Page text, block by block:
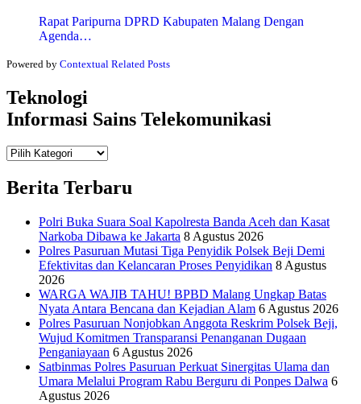
Rapat Paripurna DPRD Kabupaten Malang Dengan
Agenda…
Powered by Contextual Related Posts
Teknologi
Informasi Sains Telekomunikasi
Teknologi
Berita Terbaru
Polri Buka Suara Soal Kapolresta Banda Aceh dan Kasat
Narkoba Dibawa ke Jakarta 8 Agustus 2026
Polres Pasuruan Mutasi Tiga Penyidik Polsek Beji Demi
Efektivitas dan Kelancaran Proses Penyidikan 8 Agustus
2026
WARGA WAJIB TAHU! BPBD Malang Ungkap Batas
Nyata Antara Bencana dan Kejadian Alam 6 Agustus 2026
Polres Pasuruan Nonjobkan Anggota Reskrim Polsek Beji,
Wujud Komitmen Transparansi Penanganan Dugaan
Penganiayaan 6 Agustus 2026
Satbinmas Polres Pasuruan Perkuat Sinergitas Ulama dan
Umara Melalui Program Rabu Berguru di Ponpes Dalwa 6
Agustus 2026